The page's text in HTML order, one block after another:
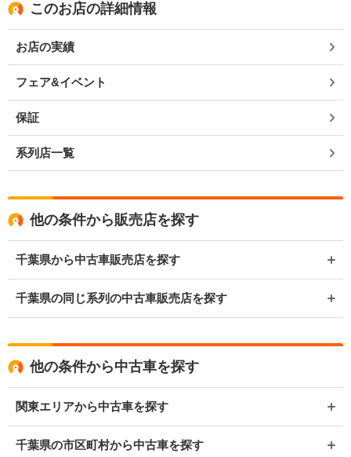
このお店の詳細情報
お店の実績
フェア&イベント
保証
系列店一覧
他の条件から販売店を探す
千葉県から中古車販売店を探す
千葉県の同じ系列の中古車販売店を探す
他の条件から中古車を探す
関東エリアから中古車を探す
千葉県の市区町村から中古車を探す